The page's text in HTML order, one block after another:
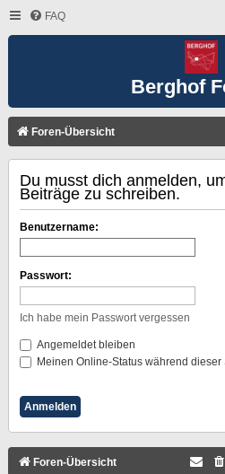
FAQ
Berghof
Foren-Übersicht
Du musst dich anmelden,
Beiträge zu schreiben.
Benutzername:
Passwort:
Ich habe mein Passwort vergessen
Angemeldet bleiben
Meinen Online-Status während
Foren-Übersicht